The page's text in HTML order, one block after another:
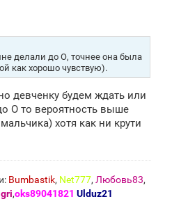
делали до О, точнее она была
как хорошо чувствую).
девченку будем ждать или
О то вероятность выше
хотя как ни крути
Bumbastik, Net777, Любовь83,
,oks89041821 Ulduz21